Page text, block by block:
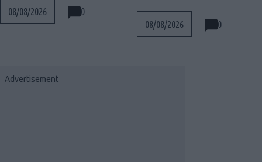
08/08/2026 0
08/08/2026 0